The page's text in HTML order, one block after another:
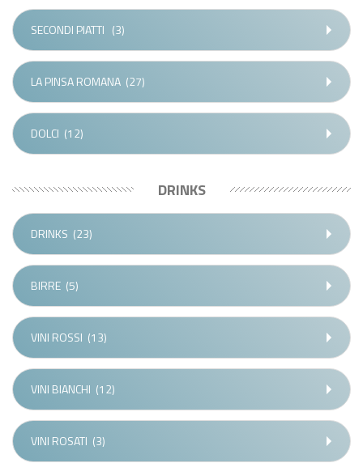
SECONDI PIATTI (3)
LA PINSA ROMANA (27)
DOLCI (12)
DRINKS
DRINKS (23)
BIRRE (5)
VINI ROSSI (13)
VINI BIANCHI (12)
VINI ROSATI (3)